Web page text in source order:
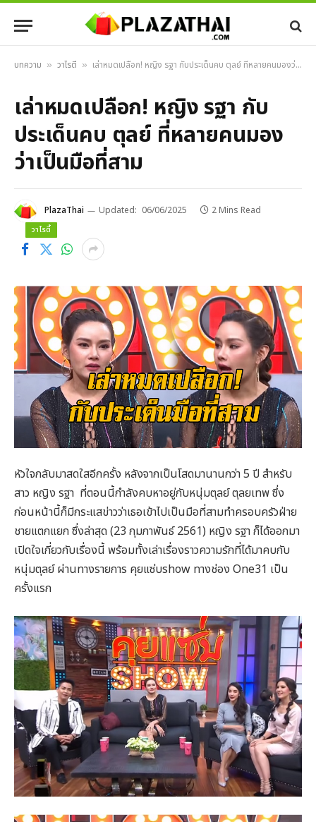
บทความ » วาไรตี้ » เล่าหมดเปลือก! หญิง รฐา กับประเด็นคบ ตุลย์ ที่หลายคนมองว่าเป็นมือที่สาม
เล่าหมดเปลือก! หญิง รฐา กับ
ประเด็นคบ ตุลย์ ที่หลายคนมอง
ว่าเป็นมือที่สาม
PlazaThai Updated: 06/06/2025 2 Mins Read
วาไรตี้
หัวใจกลับมาสดใสอีกครั้ง หลังจากเป็นโสดมานานกว่า 5 ปี สำหรับ
สาว หญิง รฐา ที่ตอนนี้กำลังคบหาอยู่กับหนุ่มตุลย์ ตุลยเทพ ซึ่ง
ก่อนหน้านี้ก็มีกระแสข่าวว่าเธอเข้าไปเป็นมือที่สามทำครอบครัวฝ่าย
ชายแตกแยก ซึ่งล่าสุด (23 กุมภาพันธ์ 2561) หญิง รฐา ก็ได้ออกมา
เปิดใจเกี่ยวกับเรื่องนี้ พร้อมทั้งเล่าเรื่องราวความรักที่ได้มาคบกับ
หนุ่มตุลย์ ผ่านทางรายการ คุยแซ่บshow ทางช่อง One31 เป็น
ครั้งแรก